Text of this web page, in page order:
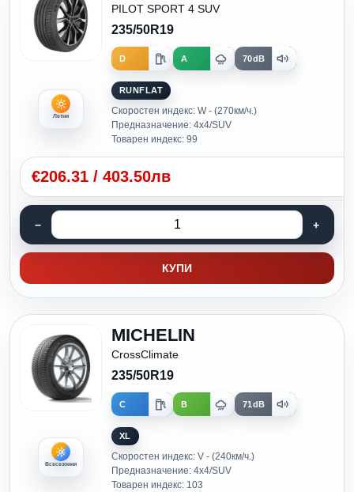
Летни
PILOT SPORT 4 SUV
235/50R19
D A 70dB
RUNFLAT
Скоростен индекс: W - (270км/ч.)
Предназначение: 4x4/SUV
Товарен индекс: 99
€206.31 / 403.50лв
КУПИ
Всесезонни
MICHELIN
CrossClimate
235/50R19
C B 71dB
XL
Скоростен индекс: V - (240км/ч.)
Предназначение: 4x4/SUV
Товарен индекс: 103